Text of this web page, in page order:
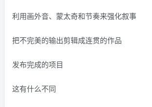
利用画外音、蒙太奇和节奏来强化叙事
把不完美的输出剪辑成连贯的作品
发布完成的项目
这有什么不同